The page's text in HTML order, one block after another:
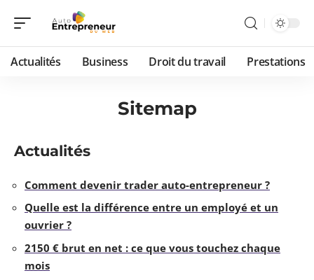
Actualités Business Droit du travail Prestations
Sitemap
Actualités
Comment devenir trader auto-entrepreneur ?
Quelle est la différence entre un employé et un
ouvrier ?
2150 € brut en net : ce que vous touchez chaque
mois